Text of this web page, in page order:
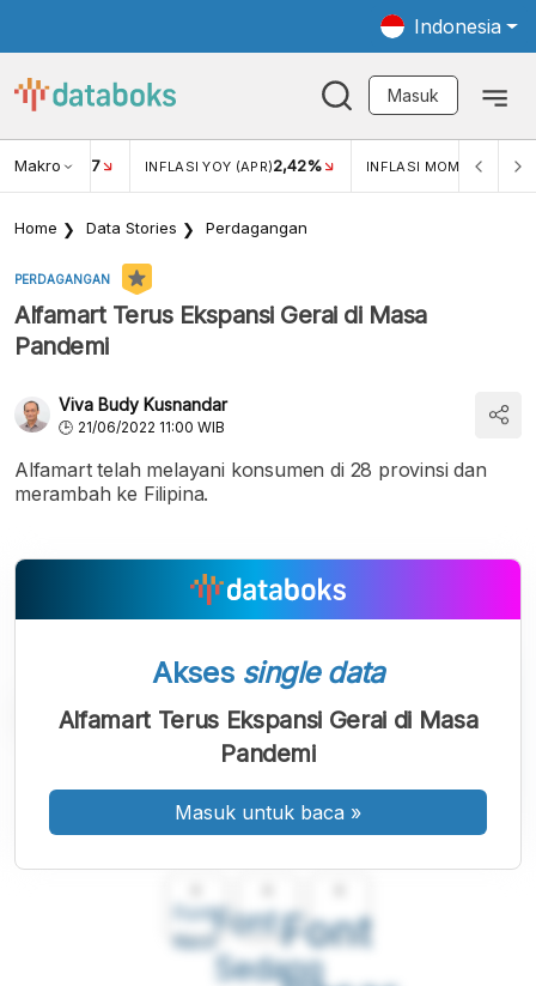
Indonesia
Masuk
Makro
USD/IDR 17 INFLASI YOY (APR)2,42% INFLASI MOM (MAR)
Home Data Stories Perdagangan
PERDAGANGAN
Alfamart Terus Ekspansi Gerai di Masa
Pandemi
Viva Budy Kusnandar
21/06/2022 11:00 WIB
Alfamart telah melayani konsumen di 28 provinsi dan
merambah ke Filipina.
Font
Kecil
Font
Sedang
Font
Akses single data
Alfamart Terus Ekspansi Gerai di Masa
Pandemi
Masuk untuk baca »